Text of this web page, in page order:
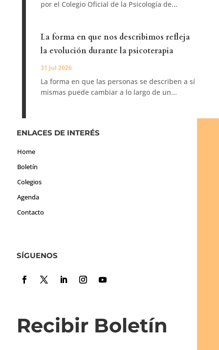
por el Colegio Oficial de la Psicología de...
La forma en que nos describimos refleja
la evolución durante la psicoterapia
31 Jul 2026
La forma en que las personas se describen a sí
mismas puede cambiar a lo largo de un...
ENLACES DE INTERÉS
Home
Boletín
Colegios
Agenda
Contacto
SÍGUENOS
Recibir Boletín